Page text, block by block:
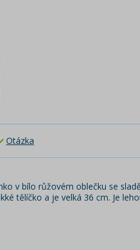
Otázka
v bílo růžovém oblečku se
tělíčko a je velká 36 cm. Je